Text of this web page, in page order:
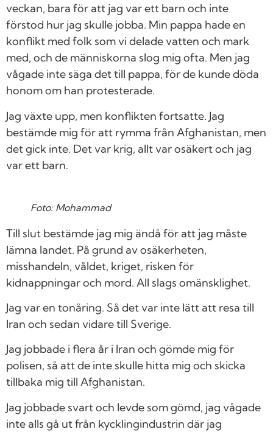
veckan, bara för att jag var ett barn och inte
förstod hur jag skulle jobba. Min pappa hade en
konflikt med folk som vi delade vatten och mark
med, och de människorna slog mig ofta. Men jag
vågade inte säga det till pappa, för de kunde döda
honom om han protesterade.
Jag växte upp, men konflikten fortsatte. Jag
bestämde mig för att rymma från Afghanistan, men
det gick inte. Det var krig, allt var osäkert och jag
var ett barn.
Foto: Mohammad
Till slut bestämde jag mig ändå för att jag måste
lämna landet. På grund av osäkerheten,
misshandeln, våldet, kriget, risken för
kidnappningar och mord. All slags omänsklighet.
Jag var en tonåring. Så det var inte lätt att resa till
Iran och sedan vidare till Sverige.
Jag jobbade i flera år i Iran och gömde mig för
polisen, så att de inte skulle hitta mig och skicka
tillbaka mig till Afghanistan.
Jag jobbade svart och levde som gömd, jag vågade
inte alls gå ut från kycklingindustrin där jag